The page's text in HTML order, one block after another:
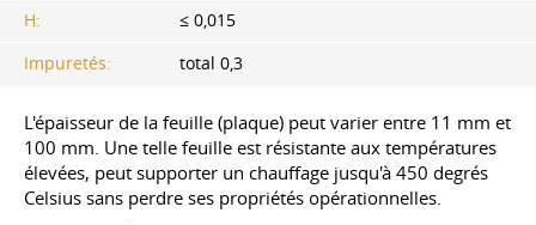
H:
≤ 0,015
Impuretés:
total 0,3
L'épaisseur de la feuille (plaque) peut varier entre 11 mm et
100 mm. Une telle feuille est résistante aux températures
élevées, peut supporter un chauffage jusqu'à 450 degrés
Celsius sans perdre ses propriétés opérationnelles.